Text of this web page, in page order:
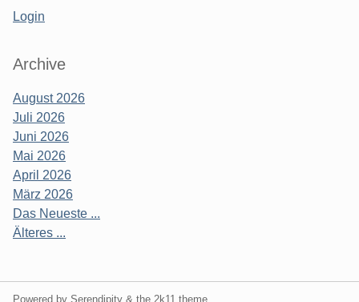
Login
Archive
August 2026
Juli 2026
Juni 2026
Mai 2026
April 2026
März 2026
Das Neueste ...
Älteres ...
Powered by Serendipity & the 2k11 theme.